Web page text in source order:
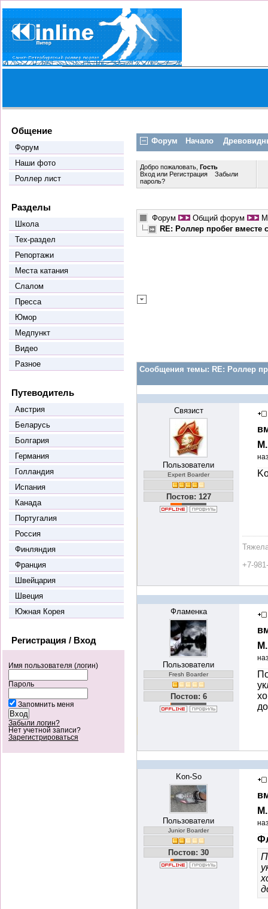
Общение
Форум
Наши фото
Роллер лист
Разделы
Школа
Тех-раздел
Репортажи
Места катания
Слалом
Пресса
Юмор
Медпункт
Видео
Разное
Путеводитель
Австрия
Беларусь
Болгария
Германия
Голландия
Испания
Канада
Португалия
Россия
Финляндия
Франция
Швейцария
Швеция
Южная Корея
Регистрация / Вход
Имя пользователя (логин)
Пароль
Запомнить меня
Забыли логин?
Нет учетной записи?
Зарегистрироваться
Форум Начало
Добро пожаловать,Гость
Входили Регистрация
Забыли
пароль?
Форум Общий форум
RE: Роллер пробег
Сообщения темы: RE: Роллер
Связист
Пользователи
Expert Boarder
Постов: 127
+7-
Фламенка
Пользователи
Fresh Boarder
Постов: 6
Kon-So
Пользователи
Junior Boarder
Постов: 30